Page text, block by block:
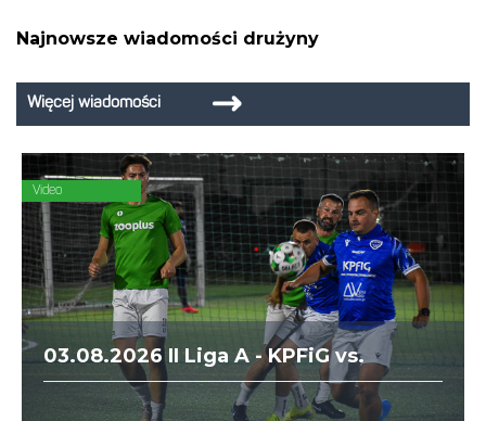
Najnowsze wiadomości drużyny
Więcej wiadomości
Video
03.08.2026 II Liga A - KPFiG vs.
zooplus